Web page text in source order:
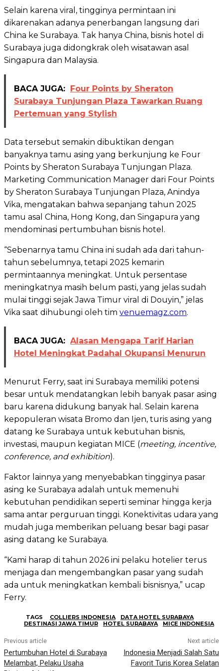
Selain karena viral, tingginya permintaan ini
dikarenakan adanya penerbangan langsung dari
China ke Surabaya. Tak hanya China, bisnis hotel di
Surabaya juga didongkrak oleh wisatawan asal
Singapura dan Malaysia.
BACA JUGA: Four Points by Sheraton
Surabaya Tunjungan Plaza Tawarkan Ruang
Pertemuan yang Stylish
Data tersebut semakin dibuktikan dengan
banyaknya tamu asing yang berkunjung ke Four
Points by Sheraton Surabaya Tunjungan Plaza.
Marketing Communication Manager dari Four Points
by Sheraton Surabaya Tunjungan Plaza, Anindya
Vika, mengatakan bahwa sepanjang tahun 2025
tamu asal China, Hong Kong, dan Singapura yang
mendominasi pertumbuhan bisnis hotel.
“Sebenarnya tamu China ini sudah ada dari tahun-
tahun sebelumnya, tetapi 2025 kemarin
permintaannya meningkat. Untuk persentase
meningkatnya masih belum pasti, yang jelas sudah
mulai tinggi sejak Jawa Timur viral di Douyin,” jelas
Vika saat dihubungi oleh tim venuemagz.com.
BACA JUGA: Alasan Mengapa Tarif Harian
Hotel Meningkat Padahal Okupansi Menurun
Menurut Ferry, saat ini Surabaya memiliki potensi
besar untuk mendatangkan lebih banyak pasar asing
baru karena didukung banyak hal. Selain karena
kepopuleran wisata Bromo dan Ijen, turis asing yang
datang ke Surabaya untuk kebutuhan bisnis,
investasi, maupun kegiatan MICE (meeting, incentive,
conference, and exhibition).
Faktor lainnya yang menyebabkan tingginya pasar
asing ke Surabaya adalah untuk memenuhi
kebutuhan pendidikan seperti seminar hingga kerja
sama antar perguruan tinggi. Konektivitas udara yang
mudah juga memberikan peluang besar bagi pasar
asing datang ke Surabaya.
“Kami harap di tahun 2026 ini pelaku hotelier terus
menjaga dan mengembangkan pasar yang sudah
ada untuk meningkatkan kembali bisnisnya,” ucap
Ferry.
TAGS COLLIERS INDONESIA
DATA HOTEL SURABAYA
DESTINASI JAWA TIMUR
HOTEL SURABAYA MICE INDONESIA
Previous article
Pertumbuhan Hotel di Surabaya
Melambat, Pelaku Usaha
Next article
Indonesia Menjadi Salah Satu
Favorit Turis Korea Selatan